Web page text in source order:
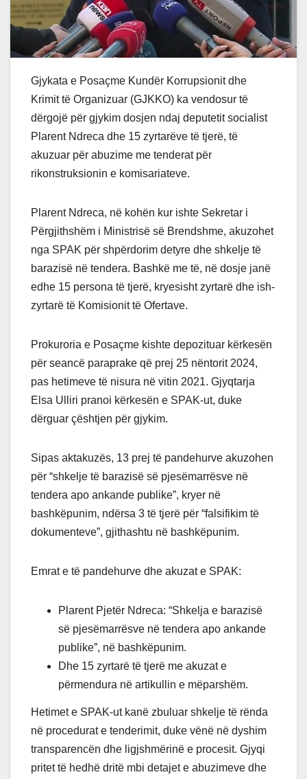
Gjykata e Posaçme Kundër Korrupsionit dhe
Krimit të Organizuar (GJKKO) ka vendosur të
dërgojë për gjykim dosjen ndaj deputetit socialist
Plarent Ndreca dhe 15 zyrtarëve të tjerë, të
akuzuar për abuzime me tenderat për
rikonstruksionin e komisariateve.
Plarent Ndreca, në kohën kur ishte Sekretar i
Përgjithshëm i Ministrisë së Brendshme, akuzohet
nga SPAK për shpërdorim detyre dhe shkelje të
barazisë në tendera. Bashkë me të, në dosje janë
edhe 15 persona të tjerë, kryesisht zyrtarë dhe ish-
zyrtarë të Komisionit të Ofertave.
Prokuroria e Posaçme kishte depozituar kërkesën
për seancë paraprake që prej 25 nëntorit 2024,
pas hetimeve të nisura në vitin 2021. Gjyqtarja
Elsa Ulliri pranoi kërkesën e SPAK-ut, duke
dërguar çështjen për gjykim.
Sipas aktakuzës, 13 prej të pandehurve akuzohen
për “shkelje të barazisë së pjesëmarrësve në
tendera apo ankande publike”, kryer në
bashkëpunim, ndërsa 3 të tjerë për “falsifikim të
dokumenteve”, gjithashtu në bashkëpunim.
Emrat e të pandehurve dhe akuzat e SPAK:
Plarent Pjetër Ndreca: “Shkelja e barazisë
së pjesëmarrësve në tendera apo ankande
publike”, në bashkëpunim.
Dhe 15 zyrtarë të tjerë me akuzat e
përmendura në artikullin e mëparshëm.
Hetimet e SPAK-ut kanë zbuluar shkelje të rënda
në procedurat e tenderimit, duke vënë në dyshim
transparencën dhe ligjshmërinë e procesit. Gjyqi
pritet të hedhë dritë mbi detajet e abuzimeve dhe